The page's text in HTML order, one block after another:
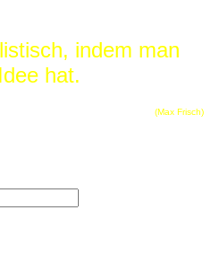
indem man
hat.
(Max Frisch)